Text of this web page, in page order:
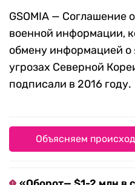
GSOMIA — Соглашение
военной информации,
обмену информацией
угрозах Северной
подписали в 2016 году.
Объясняем